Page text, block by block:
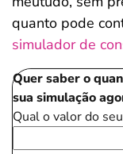
quanto pode
simulador de
Quer saber o
sua simulação
Qual o valor do